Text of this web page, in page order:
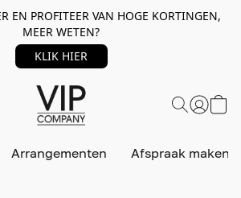
EN PROFITEER VAN HOGE KORTINGEN,
MEER WETEN?
KLIK HIER
Arrangementen Afspraak maken